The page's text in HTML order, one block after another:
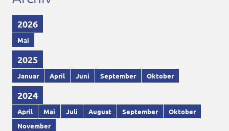
2026
Mai
2025
Januar April Juni September Oktober
2024
April Mai Juli August September
Oktober
November